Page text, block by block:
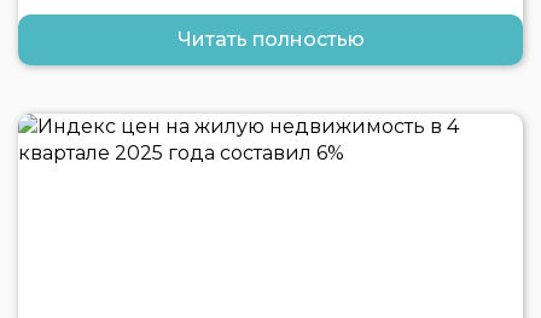
Читать полностью